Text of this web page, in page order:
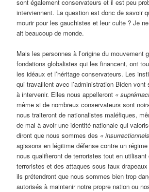
sont également conservateurs et il est peu
interviennent. La question est donc de savoir
mourir pour les gauchistes et leur culte ? Je
ait beaucoup de monde.
Mais les personnes à l’origine du mouvement
fondations globalistes qui les financent, ont
les idéaux et l’héritage conservateurs. Les
qui travaillent avec l’administration Biden vont
à intervenir. Elles nous appelleront «
même si de nombreux conservateurs sont
nous traiteront de nationalistes maléfiques,
de mal à avoir une identité nationale qui
diront que nous sommes des «
agissons en légitime défense contre un
nous qualifieront de terroristes tout en
terroristes et des attaques sous faux
ils prétendront que nous sommes bien trop
autorisés à maintenir notre propre nation ou